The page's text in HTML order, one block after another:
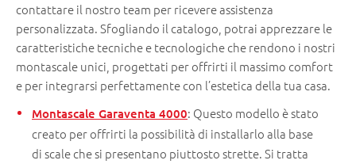
contattare il nostro team per ricevere assistenza
personalizzata. Sfogliando il catalogo, potrai apprezzare le
caratteristiche tecniche e tecnologiche che rendono i nostri
montascale unici, progettati per offrirti il massimo comfort
e per integrarsi perfettamente con l’estetica della tua casa.
Montascale Garaventa 4000: Questo modello è stato
creato per offrirti la possibilità di installarlo alla base
di scale che si presentano piuttosto strette. Si tratta